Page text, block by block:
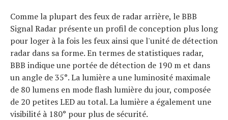
Comme la plupart des feux de radar arrière, le BBB
Signal Radar présente un profil de conception plus long
pour loger à la fois les feux ainsi que l'unité de détection
radar dans sa forme. En termes de statistiques radar,
BBB indique une portée de détection de 190 m et dans
un angle de 35°. La lumière a une luminosité maximale
de 80 lumens en mode flash lumière du jour, composée
de 20 petites LED au total. La lumière a également une
visibilité à 180° pour plus de sécurité.